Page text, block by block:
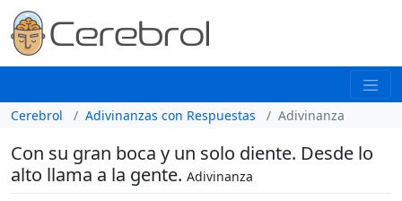
Cerebrol Adivinanzas con Respuestas Adivinanza
Con su gran boca y un solo diente. Desde lo
alto llama a la gente. Adivinanza